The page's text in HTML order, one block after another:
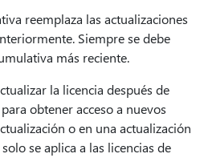
reemplaza las actualizaciones
Siempre se debe
más reciente.
la licencia después de
obtener acceso a nuevos
o en una actualización
se aplica a las licencias de